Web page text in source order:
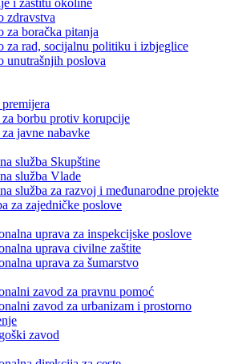
i zaštitu okoline
zdravstva
za boračka pitanja
za rad, socijalnu politiku i izbjeglice
unutrašnjih poslova
borbu protiv korupcije
javne nabavke
služba Skupštine
služba Vlade
služba za razvoj i međunarodne projekte
za zajedničke poslove
uprava za inspekcijske poslove
uprava civilne zaštite
uprava za šumarstvo
zavod za pravnu pomoć
zavod za urbanizam i prostorno
zavod